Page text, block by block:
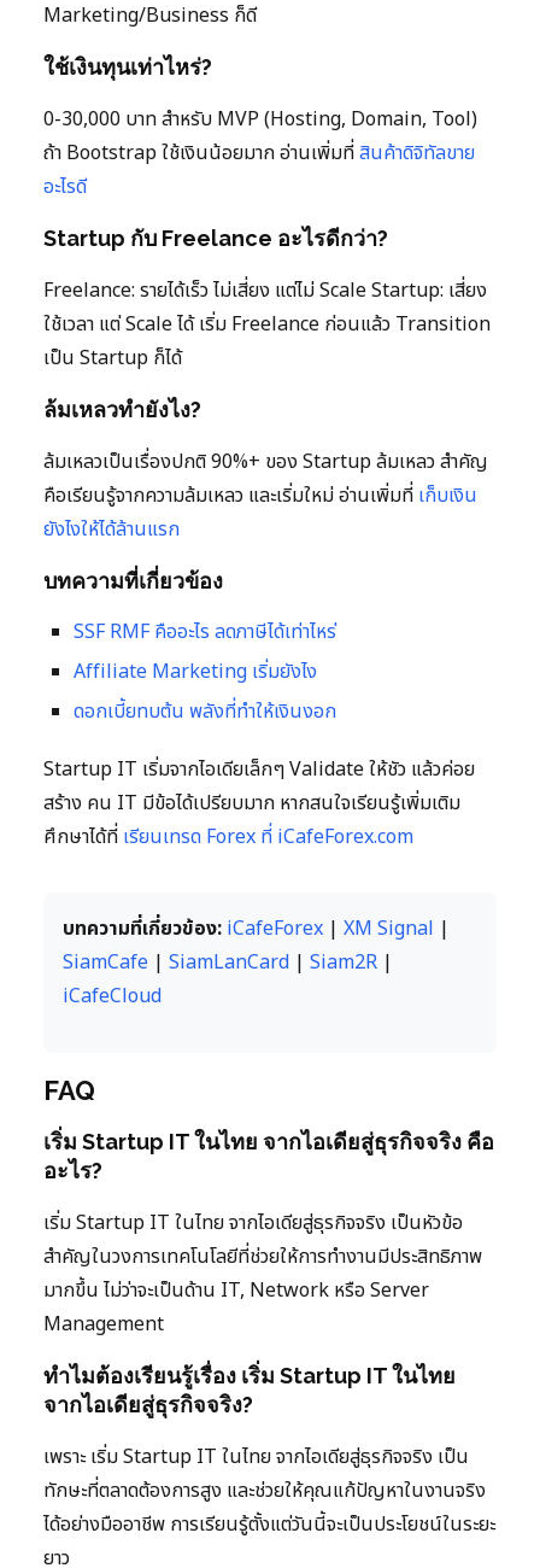
Marketing/Business ก็ดี
ใช้เงินทุนเท่าไหร่?
0-30,000 บาท สำหรับ MVP (Hosting, Domain, Tool)
ถ้า Bootstrap ใช้เงินน้อยมาก อ่านเพิ่มที่สินค้าดิจิทัลขาย
อะไรดี
Startup กับ Freelance อะไรดีกว่า?
Freelance: รายได้เร็ว ไม่เสี่ยง แต่ไม่ Scale Startup: เสี่ยง
ใช้เวลา แต่ Scale ได้ เริ่ม Freelance ก่อนแล้ว Transition
เป็น Startup ก็ได้
ล้มเหลวทำยังไง?
ล้มเหลวเป็นเรื่องปกติ 90%+ ของ Startup ล้มเหลว สำคัญ
คือเรียนรู้จากความล้มเหลว และเริ่มใหม่ อ่านเพิ่มที่ เก็บเงิน
ยังไงให้ได้ล้านแรก
บทความที่เกี่ยวข้อง
SSF RMF คืออะไร ลดภาษีได้เท่าไหร่
Affiliate Marketing เริ่มยังไง
ดอกเบี้ยทบต้น พลังที่ทำให้เงินงอก
Startup IT เริ่มจากไอเดียเล็กๆ Validate ให้ชัว แล้วค่อย
สร้าง คน IT มีข้อได้เปรียบมาก หากสนใจเรียนรู้เพิ่มเติม
ศึกษาได้ที่ เรียนเทรด Forex ที่ iCafeForex.com
บทความที่เกี่ยวข้อง: iCafeForex | XM Signal |
SiamCafe | SiamLanCard | Siam2R |
iCafeCloud
FAQ
เริ่ม Startup IT ในไทย จากไอเดียสู่ธุรกิจจริง คือ
อะไร?
เริ่ม Startup IT ในไทย จากไอเดียสู่ธุรกิจจริง เป็นหัวข้อ
สำคัญในวงการเทคโนโลยีที่ช่วยให้การทำงานมีประสิทธิภาพ
มากขึ้น ไม่ว่าจะเป็นด้าน IT, Network หรือ Server
Management
ทำไมต้องเรียนรู้เรื่อง เริ่ม Startup IT ในไทย
จากไอเดียสู่ธุรกิจจริง?
เพราะ เริ่ม Startup IT ในไทย จากไอเดียสู่ธุรกิจจริง เป็น
ทักษะที่ตลาดต้องการสูง และช่วยให้คุณแก้ปัญหาในงานจริง
ได้อย่างมืออาชีพ การเรียนรู้ตั้งแต่วันนี้จะเป็นประโยชน์ในระยะ
ยาว